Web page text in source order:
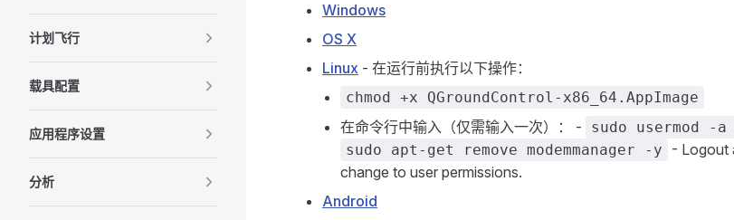
计划飞行
载具配置
应用程序设置
分析
Windows
OS X
Linux - 在运行前执行以下操作：
chmod +x QGroundControl-x86_64.AppImage
在命令行中输入（仅需输入一次）： - sudo usermod -
sudo apt-get remove modemmanager -y
- Logout
change to user permissions.
Android